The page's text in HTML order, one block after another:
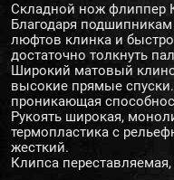
Складной нож флиппер
Благодаря подшипникам
люфтов клинка и
достаточно толкнуть
Широкий матовый
высокие прямые
проникающая
Рукоять широкая,
термопластика с
жесткий.
Клипса